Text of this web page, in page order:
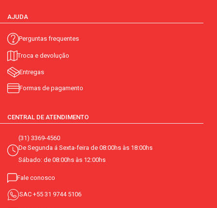
compatível com máquina:
sabor:espresso
light:não
diet:
telefone:0800 707 7442
AJUDA
Perguntas frequentes
Troca e devolução
Entregas
Formas de pagamento
CENTRAL DE ATENDIMENTO
(31) 3369-4560
De Segunda á Sexta-feira de 08:00hs às 18:00hs
Sábado: de 08:00hs às 12:00hs
Fale conosco
SAC +55 31 9744 5106